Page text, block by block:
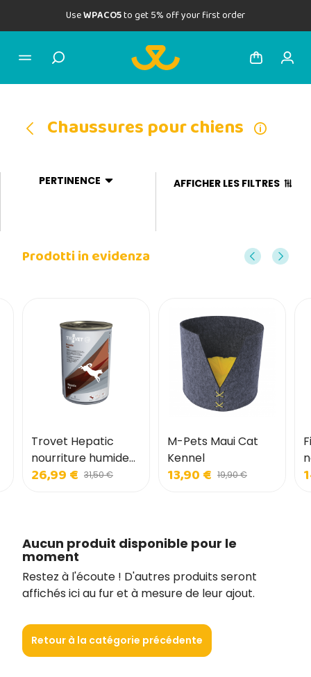
UseWPACO5to get 5% off your first order
Chaussures pour chiens
PERTINENCE AFFICHER LES FILTRES
Prodotti in evidenza
Trovet Hepatic
nourriture humide
pour chiens
26,99 € 31,50 €
M-Pets Maui Cat
Kennel
13,90 € 19,90 €
Aucun produit disponible pour le
moment
Restez à l'écoute ! D'autres produits seront
affichés ici au fur et à mesure de leur ajout.
Retour à la catégorie précédente